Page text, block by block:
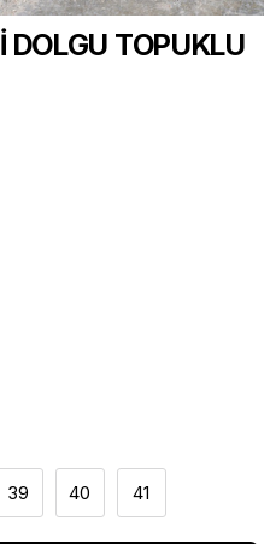
DOLGU TOPUKLU
39 40 41